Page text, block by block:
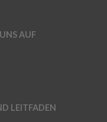
AUF
LEITFADEN